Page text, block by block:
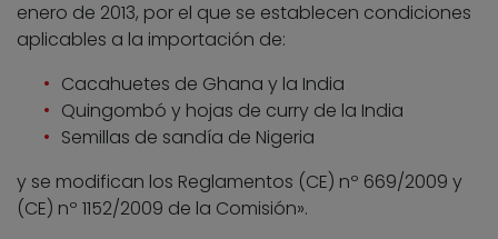
enero de 2013, por el que se establecen condiciones
aplicables a la importación de:
Cacahuetes de Ghana y la India
Quingombó y hojas de curry de la India
Semillas de sandía de Nigeria
y se modifican los Reglamentos (CE) nº 669/2009 y
(CE) nº 1152/2009 de la Comisión».